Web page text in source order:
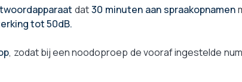
Nee
Max. 50 m binnen en max. 300 m buiten
Analoge lijn (FT, ADSL-box)
dat30 minuten aan spraakopnamen
tot 50dB.
, zodat bij een noodoproep de vooraf ingestelde